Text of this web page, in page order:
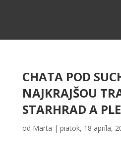
CHATA POD
NAJKRAJŠOU
STARHRAD A
od Marta | piatok, 18 apríla,